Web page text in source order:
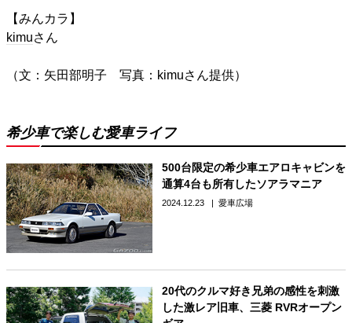
【みんカラ】
kimuさん
（文：矢田部明子 写真：kimuさん提供）
希少車で楽しむ愛車ライフ
500台限定の希少車エアロキャビンを
通算4台も所有したソアラマニア
2024.12.23 愛車広場
20代のクルマ好き兄弟の感性を刺激
した激レア旧車、三菱 RVRオープン